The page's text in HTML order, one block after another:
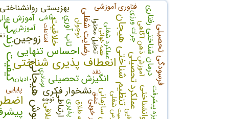
هوش هیجانی
کیفیت زندگیانعطاف پذیری شناختی
احساس تنهایی تنظیم شناختی هیجان زوجین
نشخوار فکری
انگیزش تحصیلی
خلاقیت رضایت شغلی
عملکرد تحصیلی
تاب آوري درمان شناختی رفتاریفرسودگی تحصیلی
آموزش
بهزیستی روانشناختی
فناوری آموزشی
آموزش
استرس شغلی انگیزه پیشرفت
عملکرد شغلیتحلیل محتوا نوجوان
پایایی
آموزش ذهن آگاهیجرات ورزی
نومادری
نقّاشی
توجه
اطلاعات
ادیان
نقد
عشق
قصه خوانی